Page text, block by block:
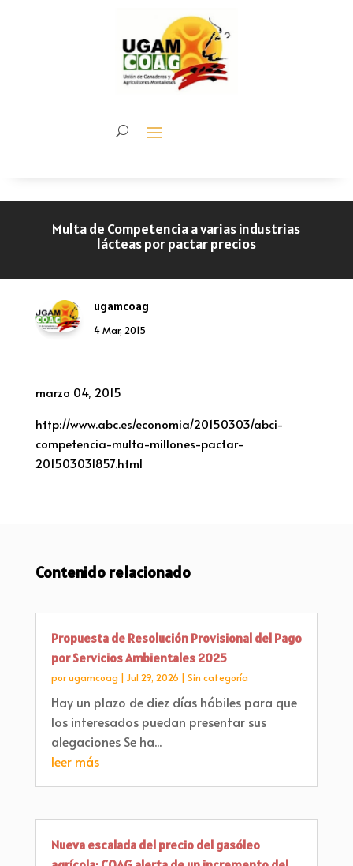
Multa de Competencia a varias industrias
lácteas por pactar precios
ugamcoag
4 Mar, 2015
marzo 04, 2015
http://www.abc.es/economia/20150303/abci-
competencia-multa-millones-pactar-
201503031857.html
Contenido relacionado
Propuesta de Resolución Provisional del Pago
por Servicios Ambientales 2025
porugamcoag Jul 29, 2026 Sin categoría
Hay un plazo de diez días hábiles para que
los interesados puedan presentar sus
alegaciones Se ha...
leer más
Nueva escalada del precio del gasóleo